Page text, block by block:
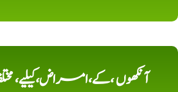
آنکھوں ،کے،امراض،کیلیے،